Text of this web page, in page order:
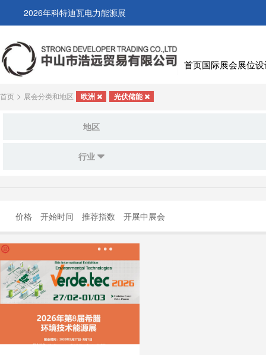
2026年科特迪瓦电力能源展
首页国际展会展位
首页 > 展会分类和地区 欧洲 光伏储能
地区
行业
价格 开始时间 推荐指数 开展中展会